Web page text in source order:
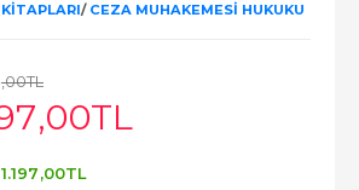
/ CEZA MUHAKEMESI HUKUKU
,00TL
,00TL
1.197 ,00TL